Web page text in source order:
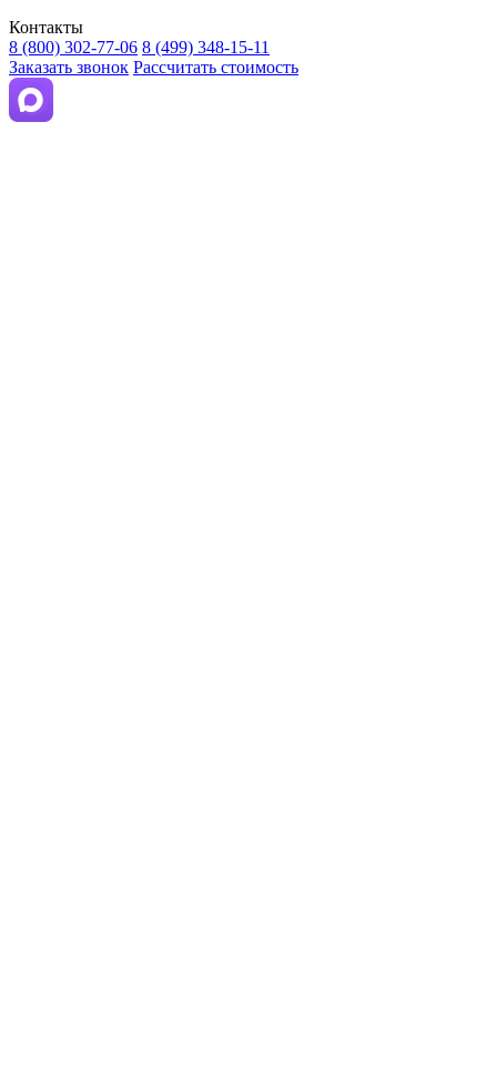
Контакты
8 (800) 302-77-06 8 (499) 348-15-11
Заказать звонок Рассчитать стоимость